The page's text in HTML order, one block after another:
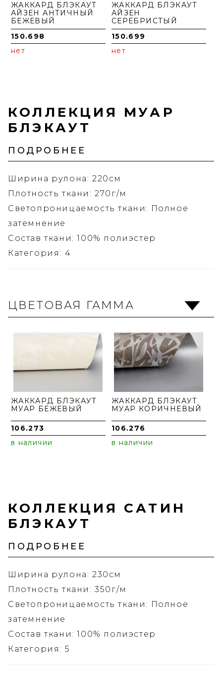
ЖАККАРД БЛЭКАУТ
АЙЗЕН АНТИЧНЫЙ
БЕЖЕВЫЙ
150.698
нет
ЖАККАРД БЛЭКАУТ
АЙЗЕН
СЕРЕБРИСТЫЙ
150.699
нет
КОЛЛЕКЦИЯ МУАР
БЛЭКАУТ
ПОДРОБНЕЕ
Ширина рулона: 220см
Плотность ткани: 270г/м
Светопроницаемость ткани: Полное
затемнение
Состав ткани: 100% полиэстер
Категория: 4
ЦВЕТОВАЯ ГАММА
ЖАККАРД БЛЭКАУТ
МУАР БЕЖЕВЫЙ
106.273
в наличии
ЖАККАРД БЛЭКАУТ
МУАР КОРИЧНЕВЫЙ
106.276
в наличии
КОЛЛЕКЦИЯ САТИН
БЛЭКАУТ
ПОДРОБНЕЕ
Ширина рулона: 230см
Плотность ткани: 350г/м
Светопроницаемость ткани: Полное
затемнение
Состав ткани: 100% полиэстер
Категория: 5